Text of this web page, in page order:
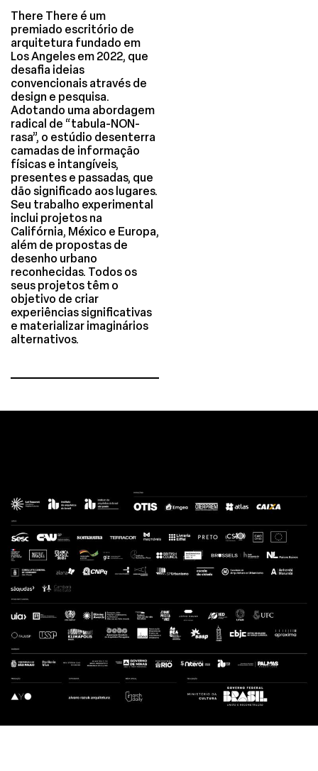
There There é um
premiado escritório de
arquitetura fundado em
Los Angeles em 2022, que
desafia ideias
convencionais através de
design e pesquisa.
Adotando uma abordagem
radical de “tabula-NON-
rasa”, o estúdio desenterra
camadas de informação
físicas e intangíveis,
presentes e passadas, que
dão significado aos lugares.
Seu trabalho experimental
inclui projetos na
Califórnia, México e Europa,
além de propostas de
desenho urbano
reconhecidas. Todos os
seus projetos têm o
objetivo de criar
experiências significativas
e materializar imaginários
alternativos.